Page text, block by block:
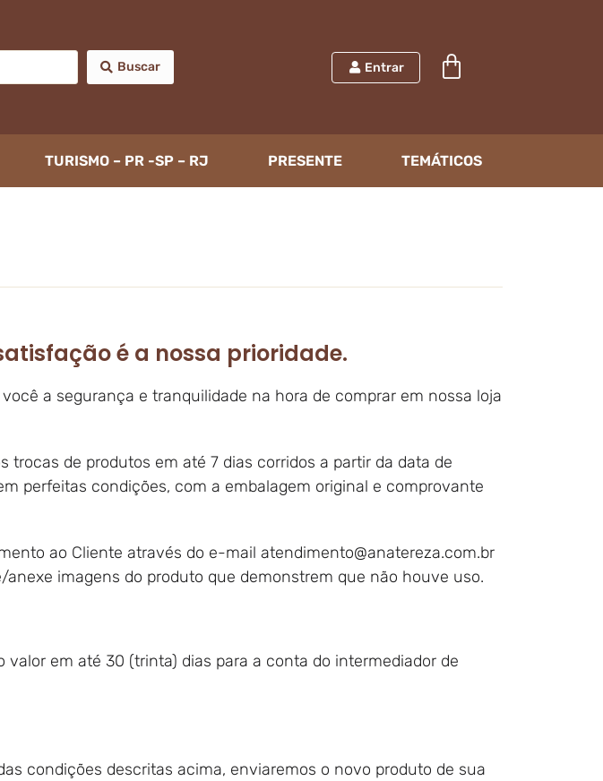
Buscar Entrar
TURISMO – PR -SP – RJ PRESENTE TEMÁTICOS
é a nossa prioridade.
a segurança e tranquilidade na hora de comprar em nossa loja
de produtos em até 7 dias corridos a partir da data de
perfeitas condições, com a embalagem original e comprovante
ao Cliente através do e-mail atendimento@anatereza.com.br
imagens do produto que demonstrem que não houve uso.
em até 30 (trinta) dias para a conta do intermediador de
condições descritas acima, enviaremos o novo produto de sua